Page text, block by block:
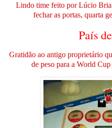
Lindo time feito por Lúcio
fechar as portas, quarta
País de
Gratidão ao antigo proprietário
de peso para a World